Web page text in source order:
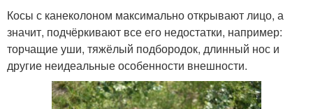
Косы с канеколоном максимально открывают лицо, а
значит, подчёркивают все его недостатки, например:
торчащие уши, тяжёлый подбородок, длинный нос и
другие неидеальные особенности внешности.